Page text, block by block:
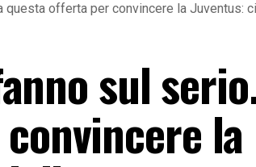
questa offerta per convincere la Juventus:
sul
la